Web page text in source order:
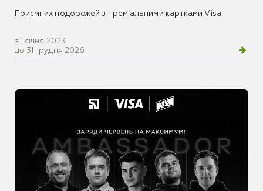
Приємних подорожей з преміальними картками Visa
з 1 січня 2023
до 31 грудня 2026